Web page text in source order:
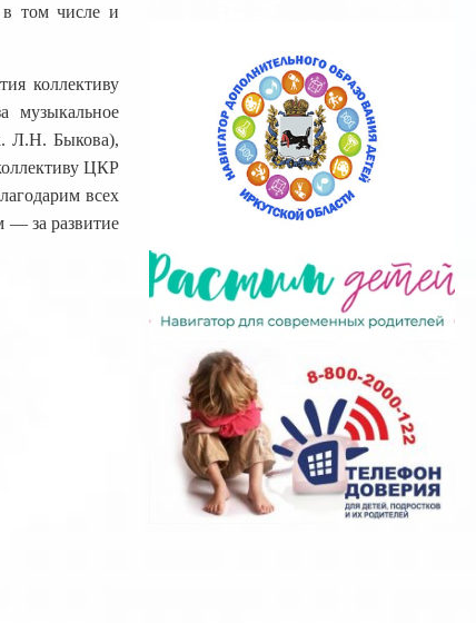
в том числе и
коллективу
Л.Н. Быкова),
ЦКР
всех
— за развитие